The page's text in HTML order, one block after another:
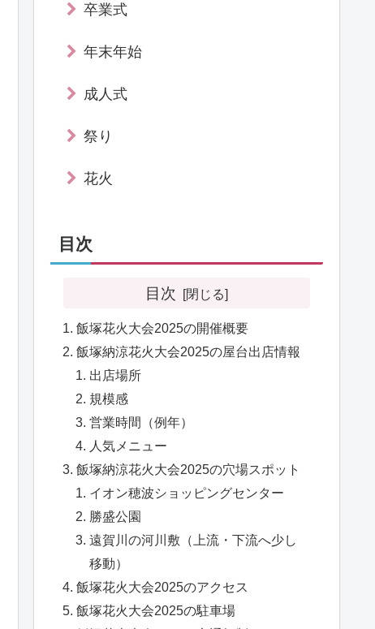
卒業式
年末年始
成人式
祭り
花火
目次
目次
飯塚花火大会2025の開催概要
飯塚納涼花火大会2025の屋台出店情報
出店場所
規模感
営業時間（例年）
人気メニュー
飯塚納涼花火大会2025の穴場スポット
イオン穂波ショッピングセンター
勝盛公園
遠賀川の河川敷（上流・下流へ少し
移動）
飯塚花火大会2025のアクセス
飯塚花火大会2025の駐車場